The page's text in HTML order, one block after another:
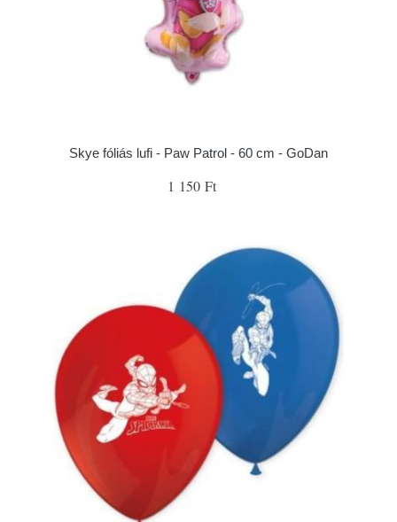
Skye fóliás lufi - Paw Patrol - 60 cm - GoDan
1 150 Ft